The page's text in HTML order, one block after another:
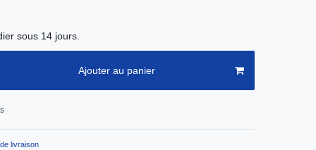
sous 14 jours.
Ajouter au panier
livraison